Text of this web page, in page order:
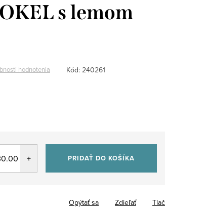
s lemom
hodnotenia Kód: 240261
PRIDAŤ DO KOŠÍKA
Tlač
Opýtať sa Zdieľať